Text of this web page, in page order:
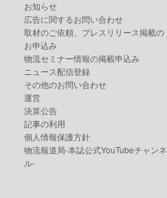
お知らせ
広告に関するお問い合わせ
取材のご依頼、プレスリリース掲載の
お申込み
物流セミナー情報の掲載申込み
ニュース配信登録
その他のお問い合わせ
運営
決算公告
記事の利用
個人情報保護方針
物流報道局-本誌公式YouTubeチャンネ
ル-